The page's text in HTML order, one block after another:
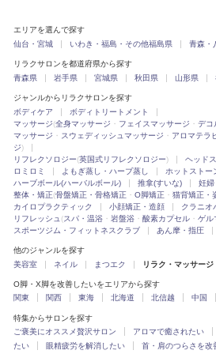
エリアを選んで探す
仙台・宮城
いわき・福島・その他福島県 青森・
リラクサロンを都道府県から探す
青森県
岩手県 宮城県 秋田県 山形県
ジャンルからリラクサロンを探す
ボディケア
ボディトリートメント
マッサージ(全身マッサージ ・ フェイスマッサージ ・ デコ
マッサージ ・ スウェディッシュマッサージ ・ アロマテラ
ジ)
リフレクソロジー(英国式リフレクソロジー)
ヘッド
ロミロミ
よもぎ蒸し・ハーブ蒸し
ホットストー
ハーブボール(ハーバルボール)
推拿(すいな)
妊婦
整体・矯正(骨盤矯正・骨格矯正 ・ O脚矯正 ・ 猫背矯正・
カイロプラクティック
小顔矯正・造顔
クラニオ
リフレッシュ (スパ・温浴 ・ 岩盤浴 ・ 酸素カプセル ・ ゲル
スポーツジム・フィットネスクラブ
あん摩・指圧
他のジャンルを探す
美容室
ネイル まつエク リラク・マッサージ
O脚・X脚を改善したいをエリアから探す
関東
関西 東海 北海道 北信越 中国
特集からサロンを探す
ご褒美にオススメ贅沢サロン
アロマで癒されたい
たい
眼精疲労を解消したい 首・肩のつらさを改